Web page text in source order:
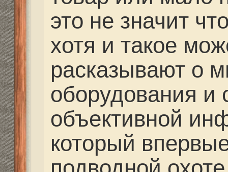
охота набирает
ооооочень
А в магазине,
костюмы с открытой
арбалеты,
вообще С4, ну маски
цене примерно
товар. Это все для
применимо.